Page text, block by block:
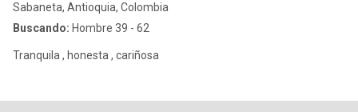
Sabaneta, Antioquia, Colombia
Buscando: Hombre 39 - 62
Tranquila , honesta , cariñosa